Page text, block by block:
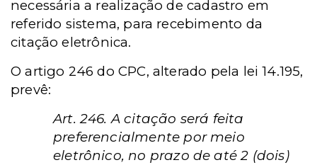
necessária a realização de cadastro em
referido sistema, para recebimento da
citação eletrônica.
O artigo 246 do CPC, alterado pela lei 14.195,
prevê:
Art. 246. A citação será feita
preferencialmente por meio
eletrônico, no prazo de até 2 (dois)